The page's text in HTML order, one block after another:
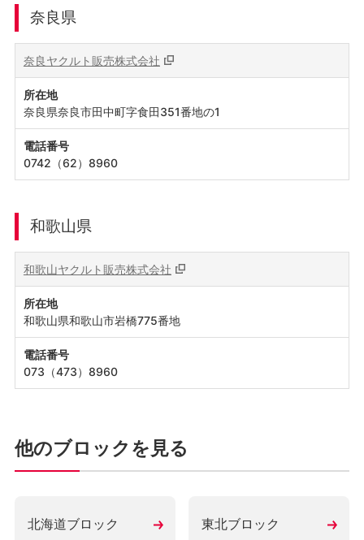
奈良県
奈良ヤクルト販売株式会社
所在地
奈良県奈良市田中町字食田351番地の1
電話番号
0742（62）8960
和歌山県
和歌山ヤクルト販売株式会社
所在地
和歌山県和歌山市岩橋775番地
電話番号
073（473）8960
他のブロックを見る
北海道ブロック 東北ブロック